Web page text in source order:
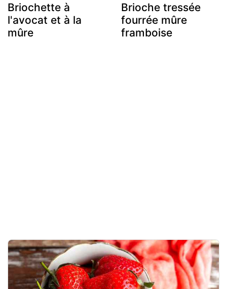
Briochette à
l'avocat et à la
mûre
Brioche tressée
fourrée mûre
framboise